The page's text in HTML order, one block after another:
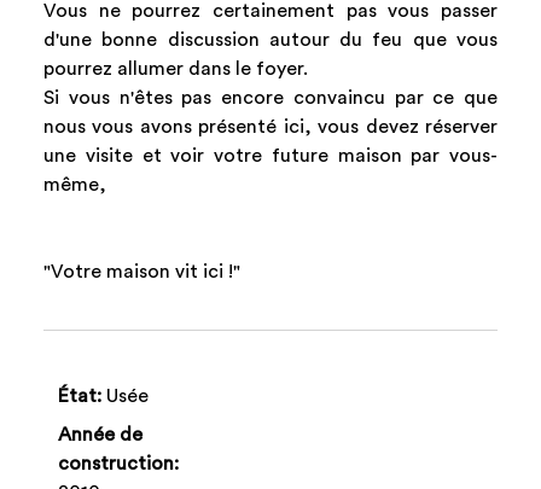
Vous ne pourrez certainement pas vous passer
d'une bonne discussion autour du feu que vous
pourrez allumer dans le foyer.
Si vous n'êtes pas encore convaincu par ce que
nous vous avons présenté ici, vous devez réserver
une visite et voir votre future maison par vous-
même,
"Votre maison vit ici !"
État: Usée
Année de
construction: